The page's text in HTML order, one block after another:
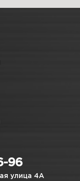
96
улица 4А